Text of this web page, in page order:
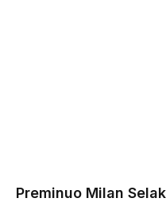
Preminuo Milan Selak